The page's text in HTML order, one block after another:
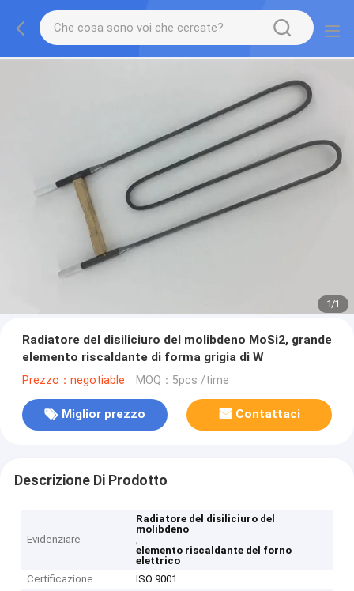
1/1
Radiatore del disiliciuro del molibdeno MoSi2, grande
elemento riscaldante di forma grigia di W
Prezzo：negotiable MOQ：5pcs /time
Miglior prezzo Contattaci
Descrizione Di Prodotto
Evidenziare
Radiatore del disiliciuro del
molibdeno
,
elemento riscaldante del forno
elettrico
Certificazione
ISO 9001